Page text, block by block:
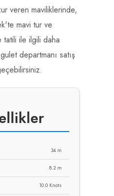
veren maviliklerinde,
mavi tur ve
ile ilgili daha
departmanı satış
34 m
8.2 m
10.0 Knots